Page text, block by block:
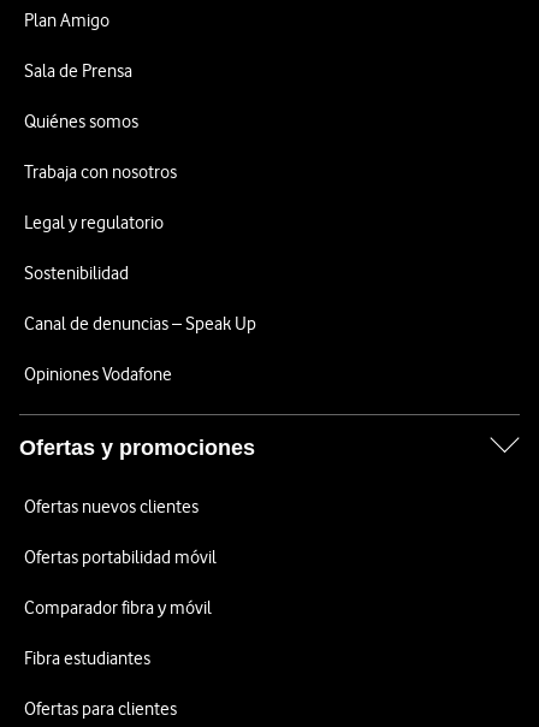
Plan Amigo
Sala de Prensa
Quiénes somos
Trabaja con nosotros
Legal y regulatorio
Sostenibilidad
Canal de denuncias – Speak Up
Opiniones Vodafone
Ofertas y promociones
Ofertas nuevos clientes
Ofertas portabilidad móvil
Comparador fibra y móvil
Fibra estudiantes
Ofertas para clientes